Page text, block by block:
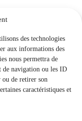
des technologies
aux informations des
nous permettra de
de navigation ou les ID
ou de retirer son
caractéristiques et